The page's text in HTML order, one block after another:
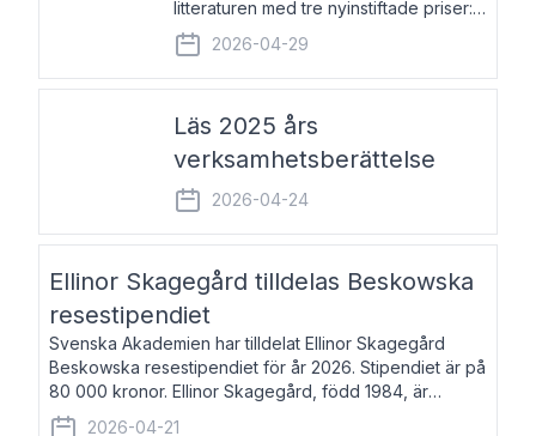
litteraturen med tre nyinstiftade priser:
Svenska Akademiens pris till
framstående författare av svensk
sakprosa som i år går till Magnus
2026-04-29
Läs 2025 års
verksamhetsberättelse
2026-04-24
Ellinor Skagegård tilldelas Beskowska
resestipendiet
Svenska Akademien har tilldelat Ellinor Skagegård
Beskowska resestipendiet för år 2026. Stipendiet är på
80 000 kronor. Ellinor Skagegård, född 1984, är
författare, journalist och musiker. Hon skriver
2026-04-21